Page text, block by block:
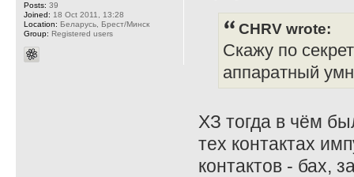
CHRV wrote:
Скажу по
аппаратный
ХЗ тогда в чём
тех контактах
контактов - бах,
Posts: 39
Joined: 18 Oct 2011, 13:28
Location: Беларусь, Брест/Минск
Group: Registered users